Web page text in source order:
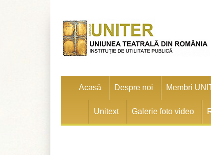
Acasă Despre noi Membri
Unitext Galerie foto video